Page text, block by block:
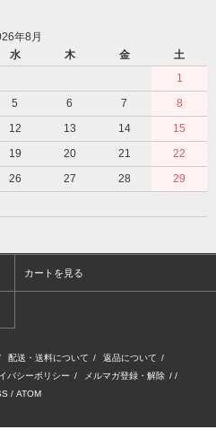
年8月
水 木 金
土
1
5 6 7
8
12 13 14
15
19 20 21
22
26 27 28
29
カートを見る
配送・送料について / 返品について /
バシーポリシー / メルマガ登録・解除 / /
/ ATOM